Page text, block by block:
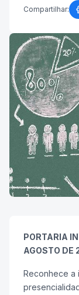
Compartilhar:
PORTARIA
AGOSTO DE
Reconhece a